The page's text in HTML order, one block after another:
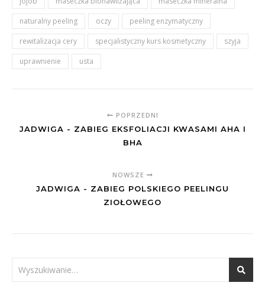
naturalny peeling
oczy
peeling enzymatyczny
rewitalizacja cery
specjalistyczny kurs kosmetyczny
szyja
uprawnienie
usta
POPRZEDNI
JADWIGA - ZABIEG EKSFOLIACJI KWASAMI AHA I
BHA
NOWSZE
JADWIGA - ZABIEG POLSKIEGO PEELINGU
ZIOŁOWEGO